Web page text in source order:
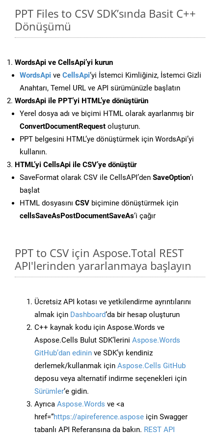
PPT Files to CSV SDK’sında Basit C++
Dönüşümü
WordsApi ve CellsApi’yi kurun
WordsApi ve CellsApi‘yi İstemci Kimliğiniz, İstemci Gizli
Anahtarı, Temel URL ve API sürümünüzle başlatın
WordsApi ile PPT’yi HTML’ye dönüştürün
Yerel dosya adı ve biçimi HTML olarak ayarlanmış bir
ConvertDocumentRequest oluşturun.
PPT belgesini HTML’ye dönüştürmek için WordsApi’yi
kullanın.
HTML’yi CellsApi ile CSV’ye dönüştür
SaveFormat olarak CSV ile CellsAPI’den SaveOption‘ı
başlat
HTML dosyasını CSV biçimine dönüştürmek için
cellsSaveAsPostDocumentSaveAs‘i çağır
PPT to CSV için Aspose.Total REST
API'lerinden yararlanmaya başlayın
Ücretsiz API kotası ve yetkilendirme ayrıntılarını
almak için Dashboard‘da bir hesap oluşturun
C++ kaynak kodu için Aspose.Words ve
Aspose.Cells Bulut SDK’lerini Aspose.Words
GitHub’dan edinin ve SDK’yı kendiniz
derlemek/kullanmak için Aspose.Cells GitHub
deposu veya alternatif indirme seçenekleri için
Sürümler‘e gidin.
Ayrıca Aspose.Words ve <a
href=“https://apireference.aspose için Swagger
tabanlı API Referansına da bakın. REST API